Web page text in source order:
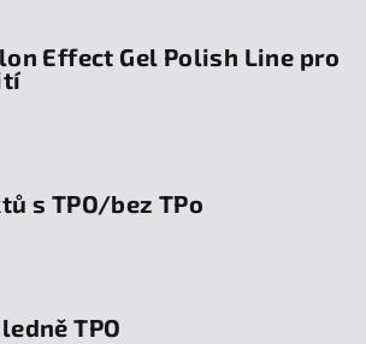
Effect Gel Polish Line pro
s TPO/bez TPo
TPO